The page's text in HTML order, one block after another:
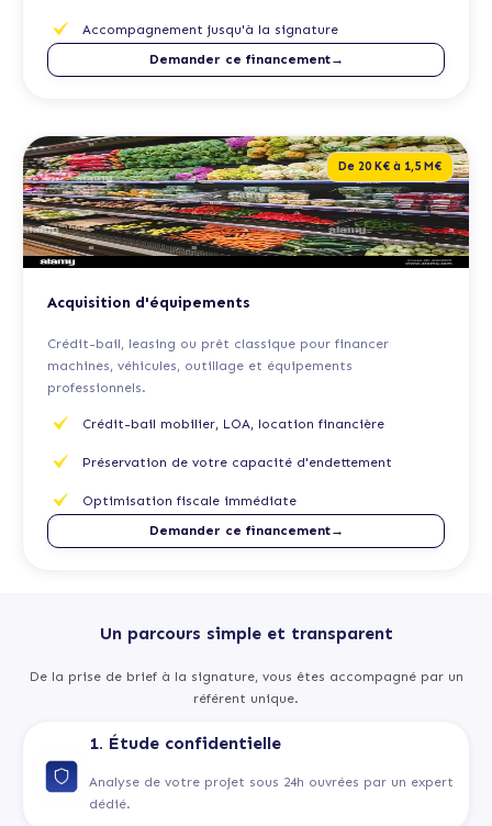
Accompagnement jusqu'à la signature
Demander ce financement→
De 20 K€ à 1,5 M€
Acquisition d'équipements
Crédit-bail, leasing ou prêt classique pour financer
machines, véhicules, outillage et équipements
professionnels.
Crédit-bail mobilier, LOA, location financière
Préservation de votre capacité d'endettement
Optimisation fiscale immédiate
Demander ce financement→
Un parcours simple et transparent
De la prise de brief à la signature, vous êtes accompagné par un
référent unique.
1. Étude confidentielle
Analyse de votre projet sous 24h ouvrées par un expert
dédié.